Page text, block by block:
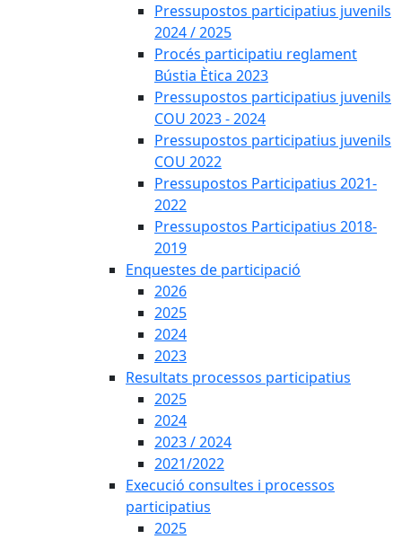
Pressupostos participatius juvenils
2024 / 2025
Procés participatiu reglament
Bústia Ètica 2023
Pressupostos participatius juvenils
COU 2023 - 2024
Pressupostos participatius juvenils
COU 2022
Pressupostos Participatius 2021-
2022
Pressupostos Participatius 2018-
2019
Enquestes de participació
2026
2025
2024
2023
Resultats processos participatius
2025
2024
2023 / 2024
2021/2022
Execució consultes i processos
participatius
2025